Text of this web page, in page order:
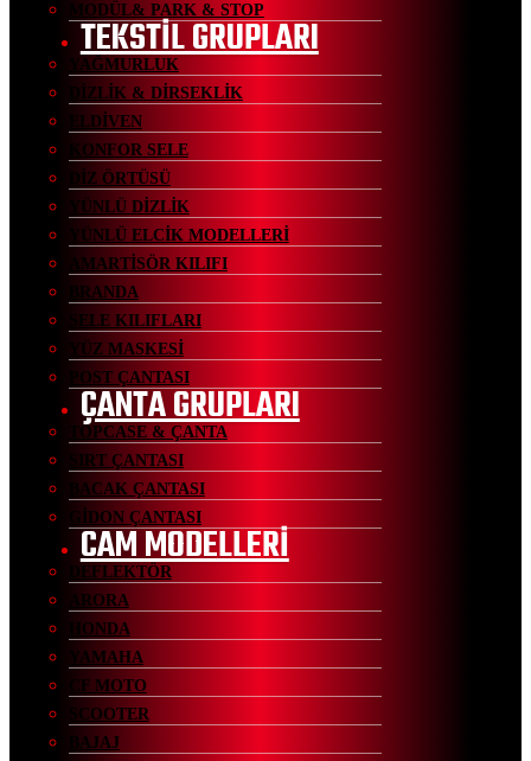
MODÜL& PARK & STOP
TEKSTİL GRUPLARI
YAĞMURLUK
DİZLİK & DİRSEKLİK
ELDİVEN
KONFOR SELE
DİZ ÖRTÜSÜ
YÜNLÜ DİZLİK
YÜNLÜ ELCİK MODELLERİ
AMARTİSÖR KILIFI
BRANDA
SELE KILIFLARI
YÜZ MASKESİ
POST ÇANTASI
ÇANTA GRUPLARI
TOPCASE & ÇANTA
SIRT ÇANTASI
BACAK ÇANTASI
GİDON ÇANTASI
CAM MODELLERİ
DEFLEKTÖR
ARORA
HONDA
YAMAHA
CF MOTO
SCOOTER
BAJAJ